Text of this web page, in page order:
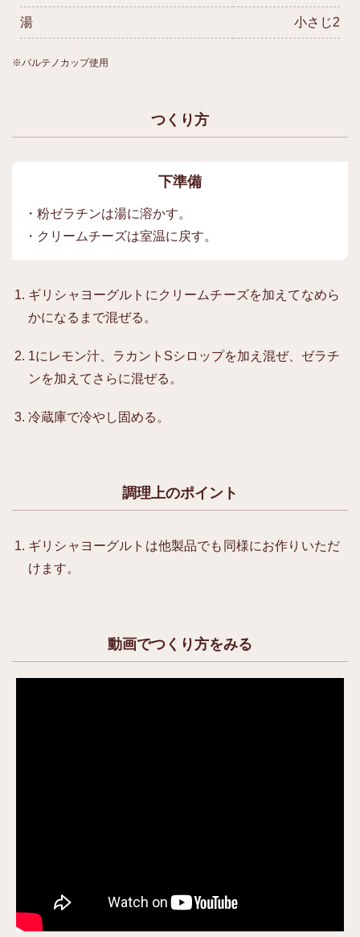
湯 小さじ2
※パルテノカップ使用
つくり方
下準備
・粉ゼラチンは湯に溶かす。
・クリームチーズは室温に戻す。
ギリシャヨーグルトにクリームチーズを加えてなめら
かになるまで混ぜる。
1にレモン汁、ラカントSシロップを加え混ぜ、ゼラチ
ンを加えてさらに混ぜる。
冷蔵庫で冷やし固める。
調理上のポイント
ギリシャヨーグルトは他製品でも同様にお作りいただ
けます。
動画でつくり方をみる